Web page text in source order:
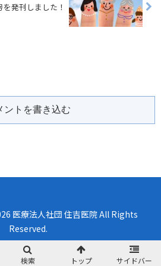
発刊しました！
ントを書き込む
医療法人社団 住吉医院 All Rights
Reserved.
検索 トップ サイドバー